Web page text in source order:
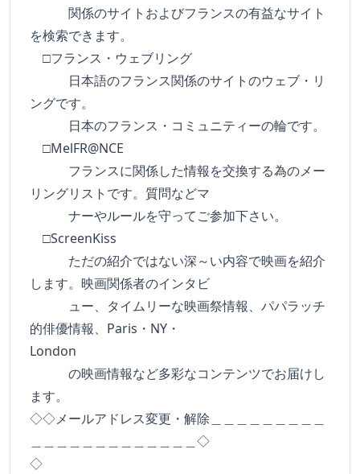
関係のサイトおよびフランスの有益なサイト
を検索できます。
□フランス・ウェブリング
日本語のフランス関係のサイトのウェブ・リ
ングです。
日本のフランス・コミュニティーの輪です。
□MelFR@NCE
フランスに関係した情報を交換する為のメー
リングリストです。質問などマ
ナーやルールを守ってご参加下さい。
□ScreenKiss
ただの紹介ではない深～い内容で映画を紹介
します。映画関係者のインタビ
ュー、タイムリーな映画祭情報、パパラッチ
的俳優情報、Paris・NY・
London
の映画情報など多彩なコンテンツでお届けし
ます。
◇◇メールアドレス変更・解除＿＿＿＿＿＿＿＿＿
＿＿＿＿＿＿＿＿＿＿＿＿＿◇
◇